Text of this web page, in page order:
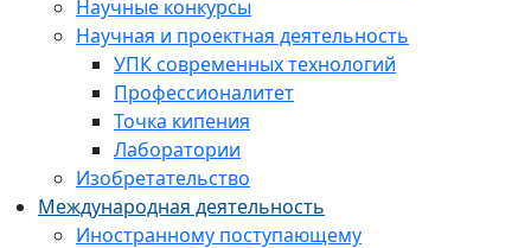
Научные конкурсы
Научная и проектная деятельность
УПК современных технологий
Профессионалитет
Точка кипения
Лаборатории
Изобретательство
Международная деятельность
Иностранному поступающему